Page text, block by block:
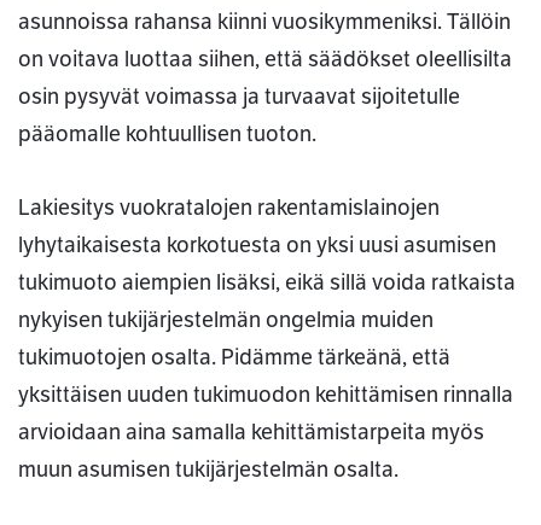
asunnoissa rahansa kiinni vuosikymmeniksi. Tällöin
on voitava luottaa siihen, että säädökset oleellisilta
osin pysyvät voimassa ja turvaavat sijoitetulle
pääomalle kohtuullisen tuoton.
Lakiesitys vuokratalojen rakentamislainojen
lyhytaikaisesta korkotuesta on yksi uusi asumisen
tukimuoto aiempien lisäksi, eikä sillä voida ratkaista
nykyisen tukijärjestelmän ongelmia muiden
tukimuotojen osalta. Pidämme tärkeänä, että
yksittäisen uuden tukimuodon kehittämisen rinnalla
arvioidaan aina samalla kehittämistarpeita myös
muun asumisen tukijärjestelmän osalta.